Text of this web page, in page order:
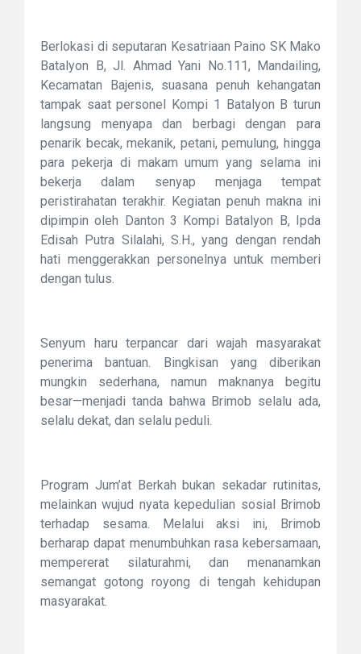
Berlokasi di seputaran Kesatriaan Paino SK Mako
Batalyon B, Jl. Ahmad Yani No.111, Mandailing,
Kecamatan Bajenis, suasana penuh kehangatan
tampak saat personel Kompi 1 Batalyon B turun
langsung menyapa dan berbagi dengan para
penarik becak, mekanik, petani, pemulung, hingga
para pekerja di makam umum yang selama ini
bekerja dalam senyap menjaga tempat
peristirahatan terakhir. Kegiatan penuh makna ini
dipimpin oleh Danton 3 Kompi Batalyon B, Ipda
Edisah Putra Silalahi, S.H., yang dengan rendah
hati menggerakkan personelnya untuk memberi
dengan tulus.
Senyum haru terpancar dari wajah masyarakat
penerima bantuan. Bingkisan yang diberikan
mungkin sederhana, namun maknanya begitu
besar—menjadi tanda bahwa Brimob selalu ada,
selalu dekat, dan selalu peduli.
Program Jum’at Berkah bukan sekadar rutinitas,
melainkan wujud nyata kepedulian sosial Brimob
terhadap sesama. Melalui aksi ini, Brimob
berharap dapat menumbuhkan rasa kebersamaan,
mempererat silaturahmi, dan menanamkan
semangat gotong royong di tengah kehidupan
masyarakat.